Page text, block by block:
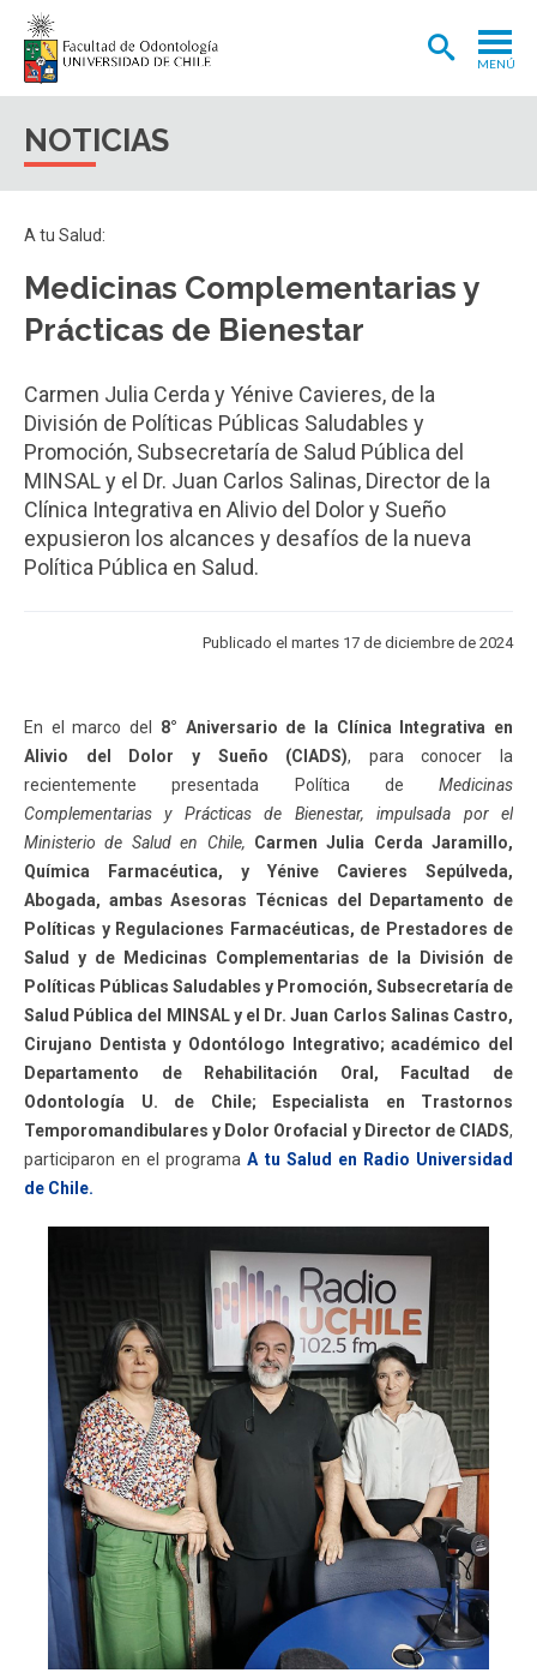
MENÚ
EXTENSIÓN
CLÍNICA ODONTOLÓGICA
BIBLIOTECA
FACULTAD
ESTUDIANTES ACADÉMICOS
NOTICIAS
A tu Salud:
Medicinas Complementarias y
Prácticas de Bienestar
Carmen Julia Cerda y Yénive Cavieres, de la
División de Políticas Públicas Saludables y
Promoción, Subsecretaría de Salud Pública del
MINSAL y el Dr. Juan Carlos Salinas, Director de la
Clínica Integrativa en Alivio del Dolor y Sueño
expusieron los alcances y desafíos de la nueva
Política Pública en Salud.
Publicado el martes 17 de diciembre de 2024
En el marco del
8° Aniversario de la Clínica Integrativa en
Alivio del Dolor y Sueño (CIADS), para conocer la
recientemente presentada Política de Medicinas
Complementarias y Prácticas de Bienestar, impulsada por el
Ministerio de Salud en Chile, Carmen Julia Cerda Jaramillo,
Química Farmacéutica, y Yénive Cavieres Sepúlveda,
Abogada, ambas Asesoras Técnicas del Departamento de
Políticas y Regulaciones Farmacéuticas, de Prestadores de
Salud y de Medicinas Complementarias de la División de
Políticas Públicas Saludables y Promoción, Subsecretaría de
Salud Pública del MINSAL y el Dr. Juan Carlos Salinas Castro,
Cirujano Dentista y Odontólogo Integrativo; académico del
Departamento de Rehabilitación Oral, Facultad de
Odontología U. de Chile; Especialista en Trastornos
Temporomandibulares y Dolor Orofacial y Director de CIADS,
participaron en el programaA tu Salud en Radio Universidad
de Chile.